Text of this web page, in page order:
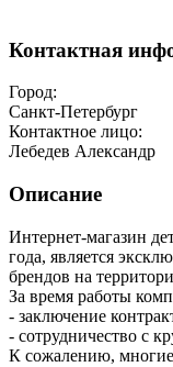
Контактная
Город:
Санкт-Петербург
Контактное лицо:
Лебедев Александр
Описание
Интернет-магазин
года, является
брендов на
За время работы
- заключение
- сотрудничество с
К сожалению, многие